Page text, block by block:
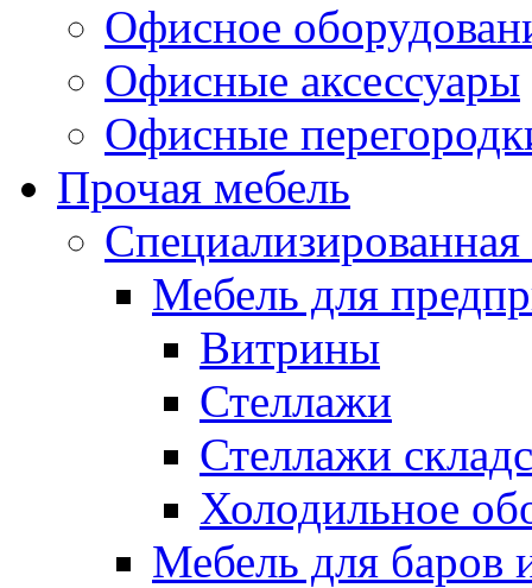
Офисное
Офисные аксессуары
Офисные
Прочая мебель
Специализированная
Мебель для
Витрины
Стеллажи
Стеллажи
Холодильное
Мебель для баров